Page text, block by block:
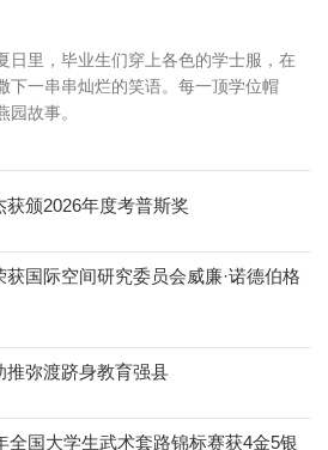
日里，毕业生们穿上各色的学士服，在
下一串串灿烂的笑语。每一顶学位帽
故事。
颁2026年度考普斯奖
国际空间研究委员会威廉·诺德伯格
推弥渡跻身教育强县
全国大学生武术套路锦标赛获4金5银